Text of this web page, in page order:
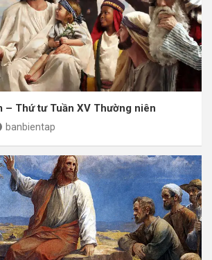
– Thứ tư Tuần XV Thường niên
banbientap